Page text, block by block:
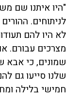
"היו איתנו שם
לניתוחים.
לא היו להם
מצרכים עבורם.
שמונים, כי אבא
שלנו סייעו גם
חמישי בלילה